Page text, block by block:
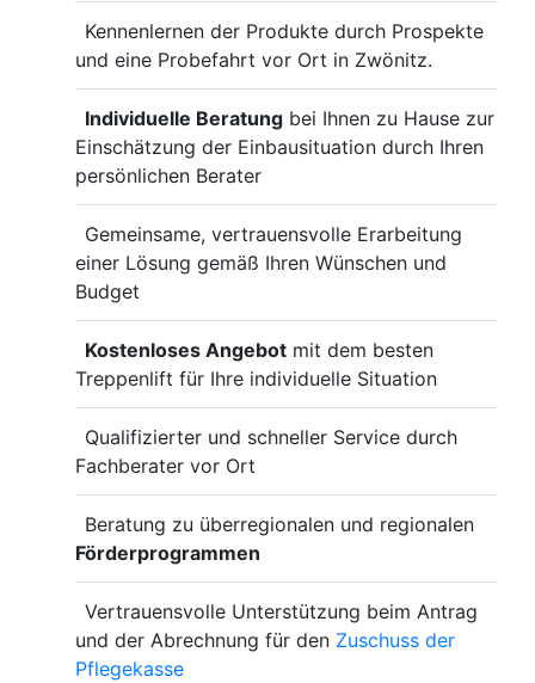
Kennenlernen der Produkte durch Prospekte
und eine Probefahrt vor Ort in Zwönitz.
Individuelle Beratung bei Ihnen zu Hause zur
Einschätzung der Einbausituation durch Ihren
persönlichen Berater
Gemeinsame, vertrauensvolle Erarbeitung
einer Lösung gemäß Ihren Wünschen und
Budget
Kostenloses Angebot mit dem besten
Treppenlift für Ihre individuelle Situation
Qualifizierter und schneller Service durch
Fachberater vor Ort
Beratung zu überregionalen und regionalen
Förderprogrammen
Vertrauensvolle Unterstützung beim Antrag
und der Abrechnung für den Zuschuss der
Pflegekasse